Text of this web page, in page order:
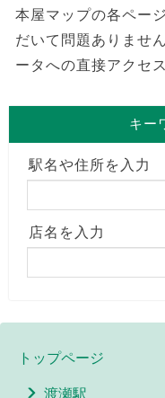
本屋マップの各ペー
だいて問題ありませ
ータへの直接アクセ
キー
駅名や住所を入力
店名を入力
トップページ
渡瀬駅